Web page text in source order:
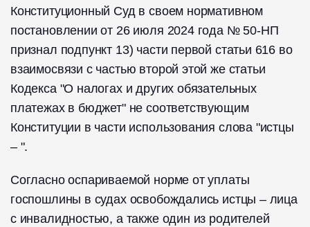
Конституционный Суд в своем нормативном
постановлении от 26 июля 2024 года № 50-НП
признал подпункт 13) части первой статьи 616 во
взаимосвязи с частью второй этой же статьи
Кодекса "О налогах и других обязательных
платежах в бюджет" не соответствующим
Конституции в части использования слова "истцы
– ".
Согласно оспариваемой норме от уплаты
госпошлины в судах освобождались истцы – лица
с инвалидностью, а также один из родителей